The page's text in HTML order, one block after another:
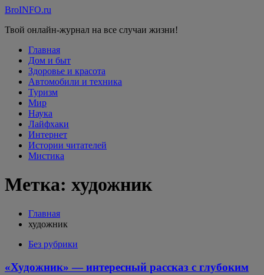
Перейти
содержимому
BroINFO.ru
Твой онлайн-журнал на все случаи жизни!
Главная
Дом и быт
Здоровье и красота
Автомобили и техника
Туризм
Мир
Наука
Лайфхаки
Интернет
Истории читателей
Мистика
Метка: художник
Главная
художник
Без рубрики
«Художник» — интересный рассказ с глубоким